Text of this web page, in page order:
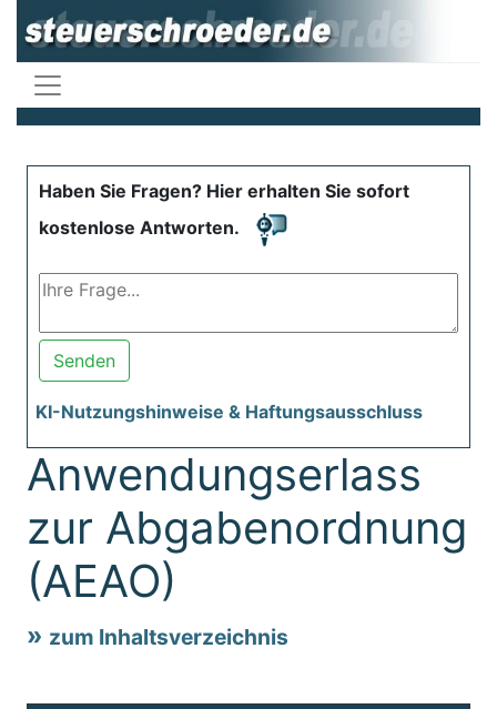
Haben Sie Fragen? Hier erhalten Sie sofort
kostenlose Antworten.
Senden
KI-Nutzungshinweise & Haftungsausschluss
Anwendungserlass
zur Abgabenordnung
(AEAO)
zum Inhaltsverzeichnis